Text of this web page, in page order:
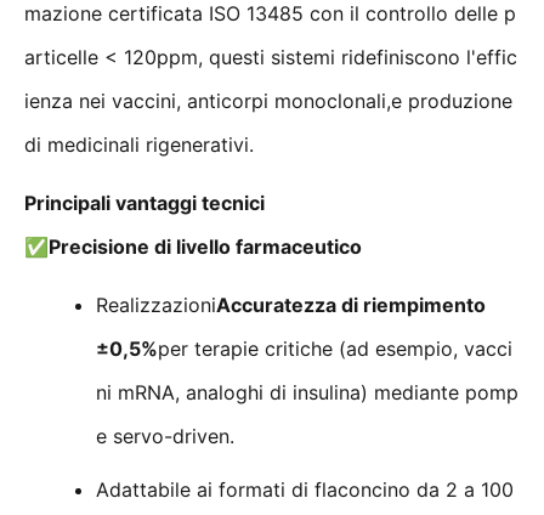
mazione certificata ISO 13485 con il controllo delle p
articelle < 120ppm, questi sistemi ridefiniscono l'effic
ienza nei vaccini, anticorpi monoclonali,e produzione
di medicinali rigenerativi.
Principali vantaggi tecnici
✅ Precisione di livello farmaceutico
RealizzazioniAccuratezza di riempimento
±0,5%per terapie critiche (ad esempio, vacci
ni mRNA, analoghi di insulina) mediante pomp
e servo-driven.
Adattabile ai formati di flaconcino da 2 a 100